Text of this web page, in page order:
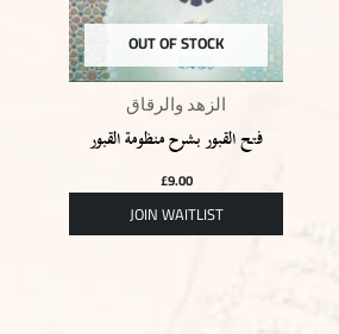
OUT OF STOCK
الزهد والرقاق
فتح القبور بشرح منظومة القبور
£9.00